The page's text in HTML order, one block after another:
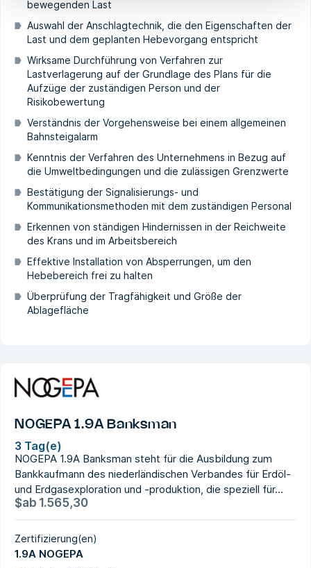
bewegenden Last
Auswahl der Anschlagtechnik, die den Eigenschaften der
Last und dem geplanten Hebevorgang entspricht
Wirksame Durchführung von Verfahren zur
Lastverlagerung auf der Grundlage des Plans für die
Aufzüge der zuständigen Person und der
Risikobewertung
Verständnis der Vorgehensweise bei einem allgemeinen
Bahnsteigalarm
Kenntnis der Verfahren des Unternehmens in Bezug auf
die Umweltbedingungen und die zulässigen Grenzwerte
Bestätigung der Signalisierungs- und
Kommunikationsmethoden mit dem zuständigen Personal
Erkennen von ständigen Hindernissen in der Reichweite
des Krans und im Arbeitsbereich
Effektive Installation von Absperrungen, um den
Hebebereich frei zu halten
Überprüfung der Tragfähigkeit und Größe der
Ablagefläche
NOGEPA 1.9A Banksman
3 Tag(e)
NOGEPA 1.9A Banksman steht für die Ausbildung zum
Bankkaufmann des niederländischen Verbandes für Erdöl-
und Erdgasexploration und -produktion, die speziell für...
$ab 1.565,30
Zertifizierung(en)
1.9A NOGEPA